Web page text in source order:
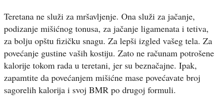
Teretana ne služi za mršavljenje. Ona služi za jačanje,
podizanje mišićnog tonusa, za jačanje ligamenata i tetiva,
za bolju opštu fizičku snagu. Za lepši izgled vašeg tela. Za
povećanje gustine vaših kostiju. Zato ne računam potrošene
kalorije tokom rada u teretani, jer su beznačajne. Ipak,
zapamtite da povećanjem mišićne mase povećavate broj
sagorelih kalorija i svoj BMR po drugoj formuli.